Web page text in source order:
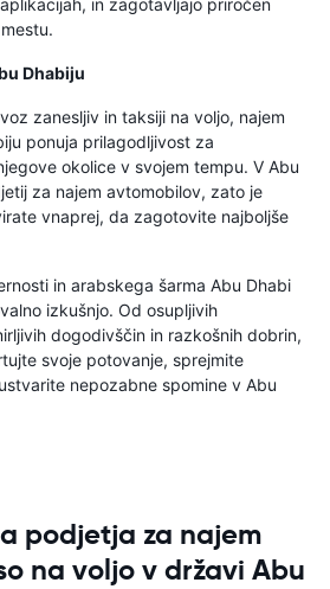
in zagotavljajo priročen
Dhabiju
zanesljiv in taksiji na voljo, najem
ponuja prilagodljivost za
okolice v svojem tempu. V Abu
za najem avtomobilov, zato je
vnaprej, da zagotovite najboljše
in arabskega šarma Abu Dhabi
izkušnjo. Od osupljivih
dogodivščin in razkošnih dobrin,
svoje potovanje, sprejmite
nepozabne spomine v Abu
podjetja za najem
na voljo v državi Abu